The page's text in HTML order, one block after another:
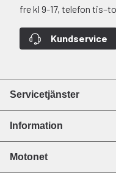
fre kl 9-17, telefon
Kundservice
Servicetjänster
Information
Motonet